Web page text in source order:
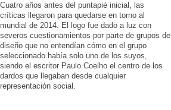
Cuatro años antes del puntapié inicial, las
críticas llegaron para quedarse en torno al
mundial de 2014. El logo fue dado a luz con
severos cuestionamientos por parte de grupos de
diseño que no entendían cómo en el grupo
seleccionado había solo uno de los suyos,
siendo el escritor Paulo Coelho el centro de los
dardos que llegaban desde cualquier
representación social.